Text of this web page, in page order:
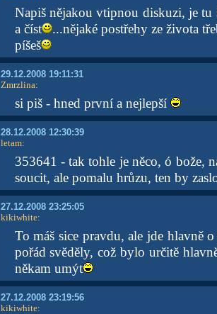
Napiš nějakou vtipnou diskuzi, je tu
a číst
...nějaké postřehy ze života
píšeš
29.12.2008 19:11:31
Zmrzlina:
si piš - hned první a nejlepší
28.12.2008 12:30:39
letam:
353641 - tak tohle je něco, ó bože,
soucit, ale pomalu hrůzu, ten by
27.12.2008 23:25:05
kikiwhite:
To máš sice pravdu, ale jde hlavně
pořád svěděly, což bylo určitě
někam umýt
27.12.2008 23:19:56
kikiwhite: